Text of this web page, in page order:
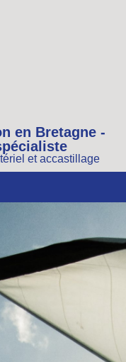
en Bretagne -
et accastillage